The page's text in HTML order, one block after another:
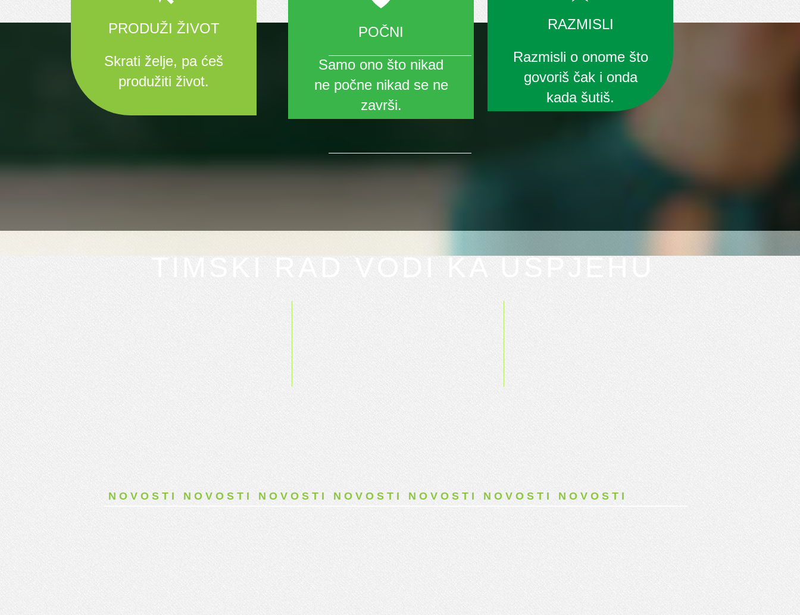
RAZMISLI
Razmisli o onome što
govoriš čak i onda
kada šutiš.
PRODUŽI ŽIVOT
Skrati želje, pa ćeš
produžiti život.
POČNI
Samo ono što nikad
ne počne nikad se ne
završi.
TIMSKI RAD VODI KA USPJEHU
NOVOSTI NOVOSTI NOVOSTI NOVOSTI NOVOSTI NOVOSTI NOVOSTI